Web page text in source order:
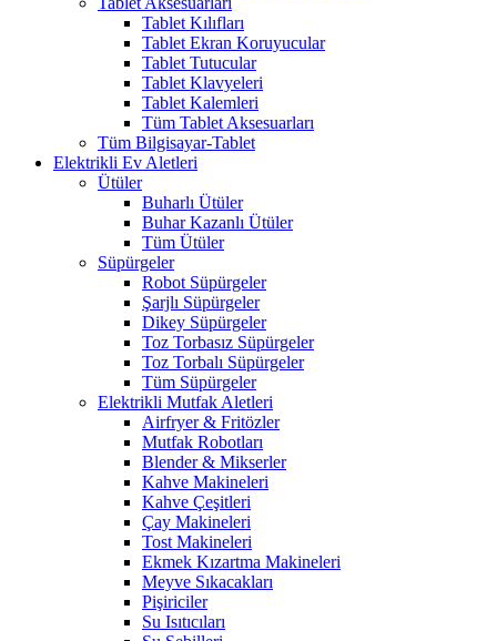
Tablet Kılıfları
Tablet Ekran Koruyucular
Tablet Tutucular
Tablet Klavyeleri
Tablet Kalemleri
Tüm Tablet Aksesuarları
Tüm Bilgisayar-Tablet
Elektrikli Ev Aletleri
Ütüler
Buharlı Ütüler
Buhar Kazanlı Ütüler
Tüm Ütüler
Süpürgeler
Robot Süpürgeler
Şarjlı Süpürgeler
Dikey Süpürgeler
Toz Torbasız Süpürgeler
Toz Torbalı Süpürgeler
Tüm Süpürgeler
Elektrikli Mutfak Aletleri
Airfryer & Fritözler
Mutfak Robotları
Blender & Mikserler
Kahve Makineleri
Kahve Çeşitleri
Çay Makineleri
Tost Makineleri
Ekmek Kızartma Makineleri
Meyve Sıkacakları
Pişiriciler
Su Isıtıcıları